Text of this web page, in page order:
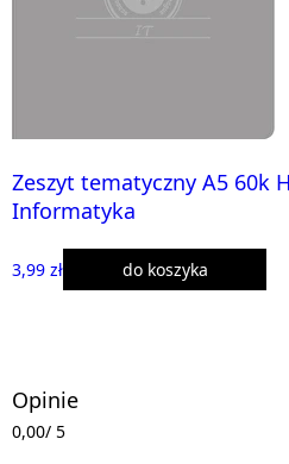
Zeszyt tematyczny A5 60k
Informatyka
3,99 zł do koszyka
Opinie
0,00/ 5